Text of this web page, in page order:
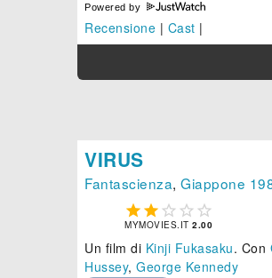
Powered by
Recensione | Cast |
VIRUS
Fantascienza, Giappone
    
MYMOVIES.IT2.00
Un film di Kinji Fukasaku. Con
Hussey, George Kennedy